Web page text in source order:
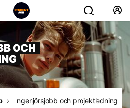
OCH
Ingenjörsjobb och projektledning